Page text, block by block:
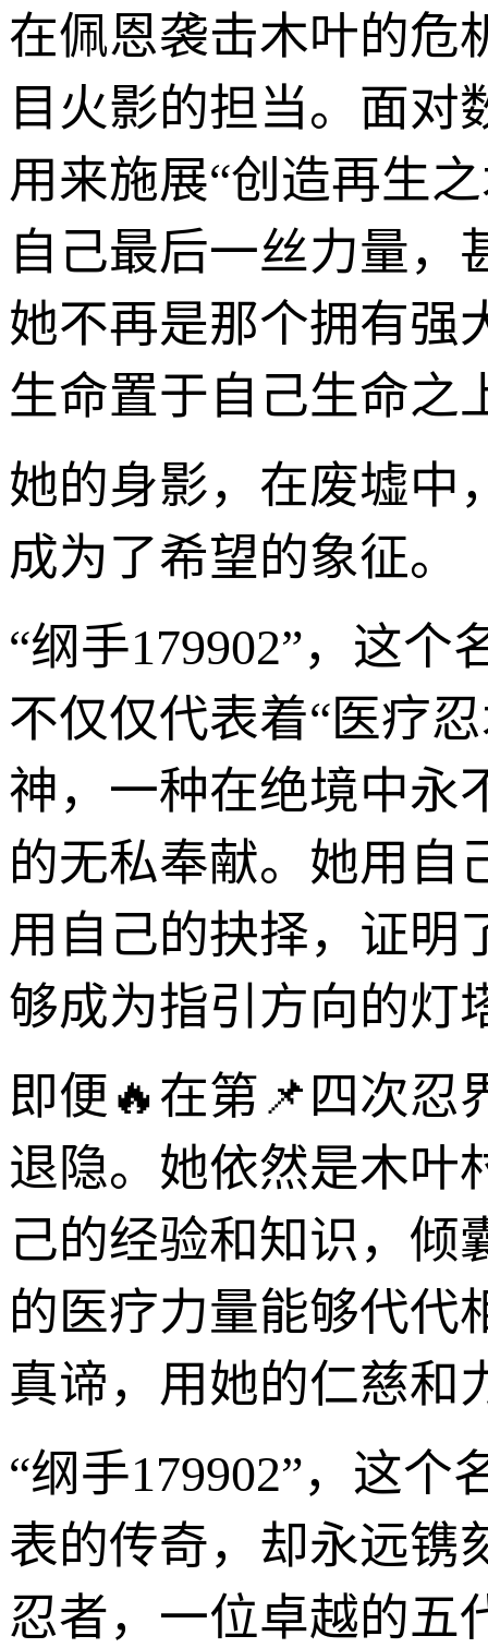
在佩恩袭击木叶的危
目火影的担当。面
用来施展“创造再生
自己最后一丝力量，
她不再是那个拥有强
生命置于自己生命之
她的身影，在废墟中
成为了希望的象征。
“纲手179902”，这
不仅仅代表着“医疗
神，一种在绝境中永
的无私奉献。她用自
用自己的抉择，证明
够成为指引方向的灯
即便🔥在第📌四次忍
退隐。她依然是木叶
己的经验和知识，倾
的医疗力量能够代代
真谛，用她的仁慈和
“纲手179902”，这
表的传奇，却永远镌
忍者，一位卓越的五